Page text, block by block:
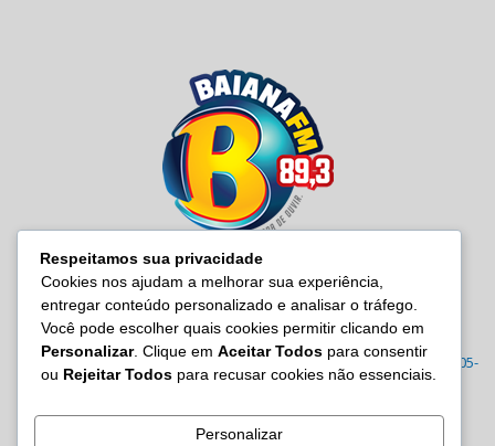
Radio Baiana FM 89,3 Rua Joana Angélica, 395 – Malembá, CEP: 43805-
570 Tel.: (71) 3605-7814/7815/3122-0022
Contato:site@baianafm.com.br
Respeitamos sua privacidade
Cookies nos ajudam a melhorar sua experiência,
entregar conteúdo personalizado e analisar o tráfego.
Você pode escolher quais cookies permitir clicando em
Personalizar. Clique em Aceitar Todos para consentir
ou Rejeitar Todos para recusar cookies não essenciais.
Personalizar